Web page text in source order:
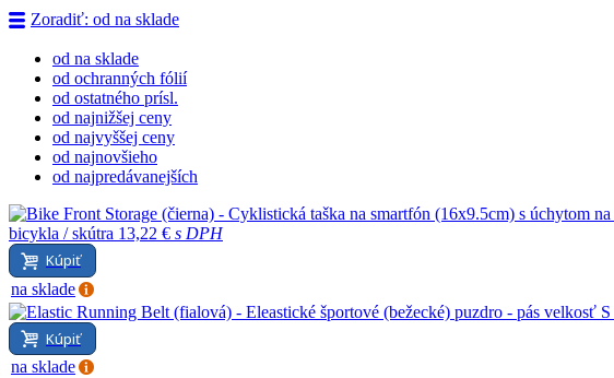
Zoradiť: od na sklade
od na sklade
od ochranných fólií
od ostatného prísl.
od najnižšej ceny
od najvyššej ceny
od najnovšieho
od najpredávanejších
bicykla / skútra 13,22 € s DPH
Kúpiť
na sklade
Kúpiť
na sklade